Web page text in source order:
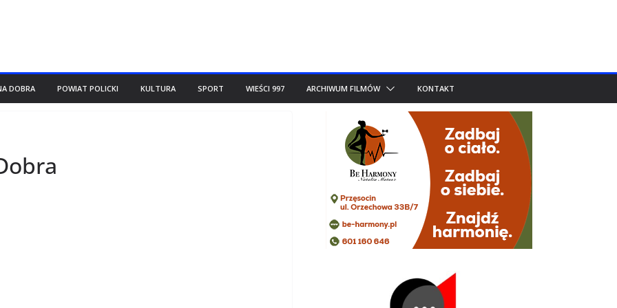
DOBRA POWIAT POLICKI KULTURA SPORT WIEŚCI 997 ARCHIWUM FILMÓW KONTAKT